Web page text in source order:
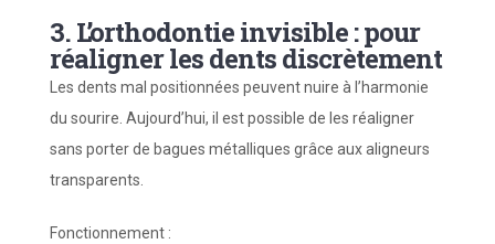
3. L’orthodontie invisible : pour
réaligner les dents discrètement
Les dents mal positionnées peuvent nuire à l’harmonie
du sourire. Aujourd’hui, il est possible de les réaligner
sans porter de bagues métalliques grâce aux aligneurs
transparents.
Fonctionnement :